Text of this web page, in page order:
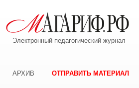
Электронный педагогический журнал
АРХИВ ОТПРАВИТЬ МАТЕРИАЛ